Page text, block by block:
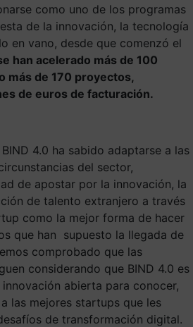
como uno de los programas
de la innovación, la tecnología
en vano, desde que comenzó el
han acelerado más de 100
más de 170 proyectos,
de euros de facturación.
4.0 ha sabido adaptarse a las
del sector,
de apostar por la innovación, la
de talento extranjero a través
como la mejor forma de hacer
que han supuesto la llegada de
comprobado que las
considerando que BIND 4.0 es
abierta para conocer,
las mejores startups que les
de transformación digital.